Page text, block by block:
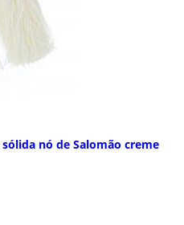
nó de Salomão creme